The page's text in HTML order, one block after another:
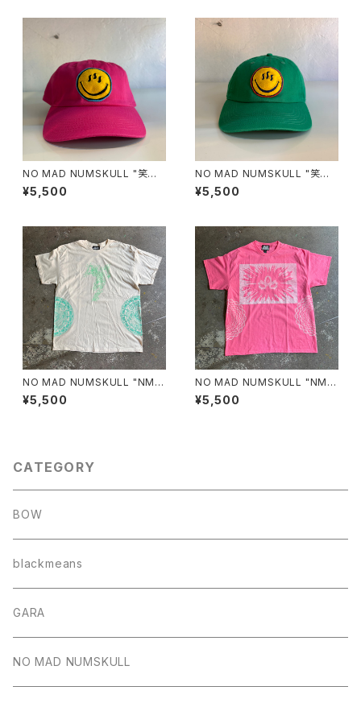
NO MAD NUMSKULL "笑温
泉 COTTON CAP"(PINK)
¥5,500
NO MAD NUMSKULL "笑温
泉 COTTON CAP"(GREEN)
¥5,500
NO MAD NUMSKULL "NMN
MULTI PRINT S/T"(NATUR
AL.XL)
¥5,500
NO MAD NUMSKULL "NMN
MULTI PRINT S/T"(SAFETY
PINK.XL)
¥5,500
CATEGORY
BOW
blackmeans
GARA
NO MAD NUMSKULL